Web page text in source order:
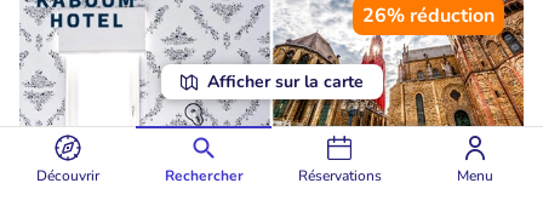
Découvrir Rechercher Réservations Menu
Afficher sur la carte
26% réduction